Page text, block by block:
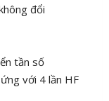
đổi
tần số
với 4 lần HF